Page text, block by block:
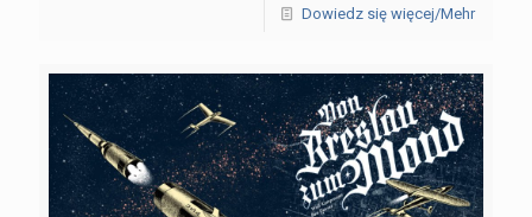
Dowiedz się więcej/Mehr